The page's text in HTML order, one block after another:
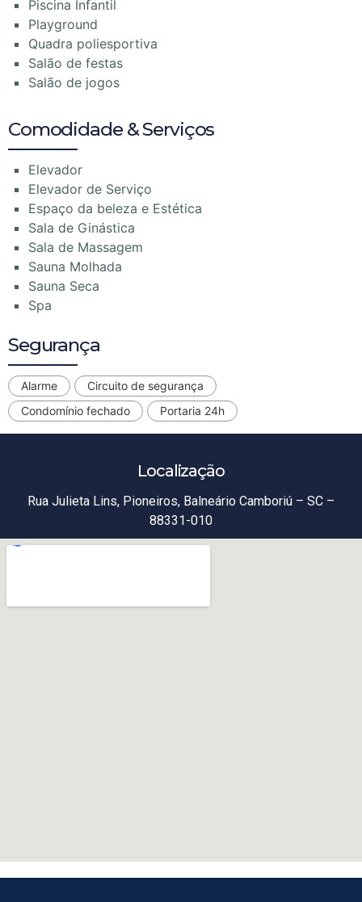
Piscina Infantil
Playground
Quadra poliesportiva
Salão de festas
Salão de jogos
Comodidade & Serviços
Elevador
Elevador de Serviço
Espaço da beleza e Estética
Sala de Ginástica
Sala de Massagem
Sauna Molhada
Sauna Seca
Spa
Segurança
Alarme
Circuito de segurança
Condomínio fechado
Portaria 24h
Localização
Rua Julieta Lins, Pioneiros, Balneário Camboriú – SC –
88331-010